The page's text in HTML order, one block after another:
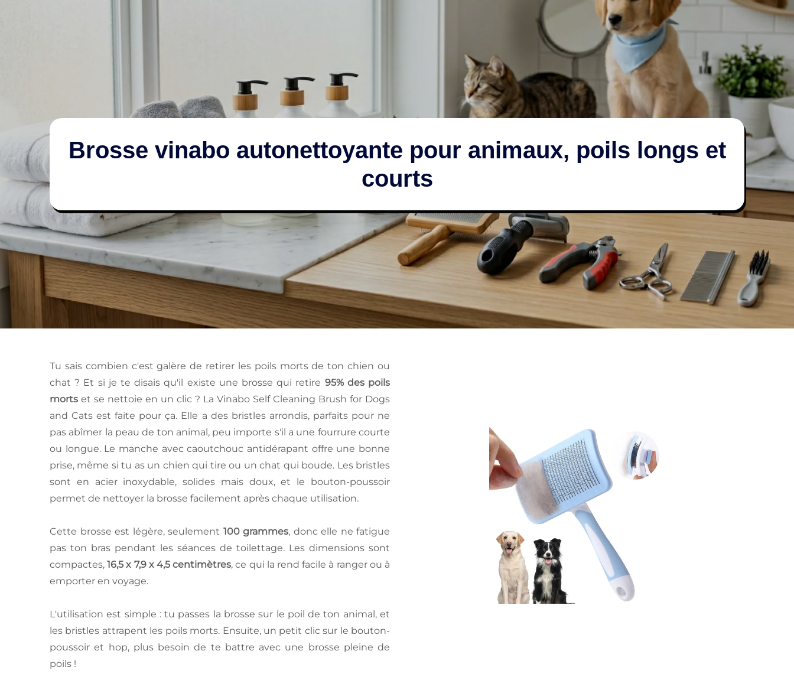
Brosse vinabo autonettoyante pour animaux, poils longs et
courts
Tu sais combien c'est galère de retirer les poils morts de ton chien ou
chat ? Et si je te disais qu'il existe une brosse qui retire 95% des poils
morts et se nettoie en un clic ? La Vinabo Self Cleaning Brush for Dogs
and Cats est faite pour ça. Elle a des bristles arrondis, parfaits pour ne
pas abîmer la peau de ton animal, peu importe s'il a une fourrure courte
ou longue. Le manche avec caoutchouc antidérapant offre une bonne
prise, même si tu as un chien qui tire ou un chat qui boude. Les bristles
sont en acier inoxydable, solides mais doux, et le bouton-poussoir
permet de nettoyer la brosse facilement après chaque utilisation.
Cette brosse est légère, seulement 100 grammes, donc elle ne fatigue
pas ton bras pendant les séances de toilettage. Les dimensions sont
compactes,16,5 x 7,9 x 4,5 centimètres, ce qui la rend facile à ranger ou à
emporter en voyage.
L'utilisation est simple : tu passes la brosse sur le poil de ton animal, et
les bristles attrapent les poils morts. Ensuite, un petit clic sur le bouton-
poussoir et hop, plus besoin de te battre avec une brosse pleine de
poils !